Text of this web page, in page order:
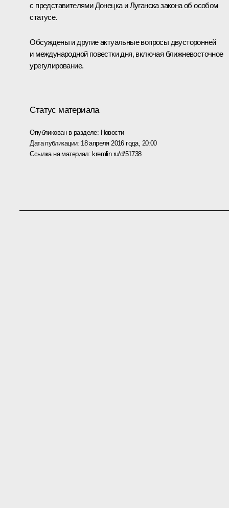
с представителями Донецка и Луганска закона об особом
статусе.
Обсуждены и другие актуальные вопросы двусторонней
и международной повестки дня, включая ближневосточное
урегулирование.
Статус материала
Опубликован в разделе: Новости
Дата публикации: 18 апреля 2016 года, 20:00
Ссылка на материал: kremlin.ru/d/51738